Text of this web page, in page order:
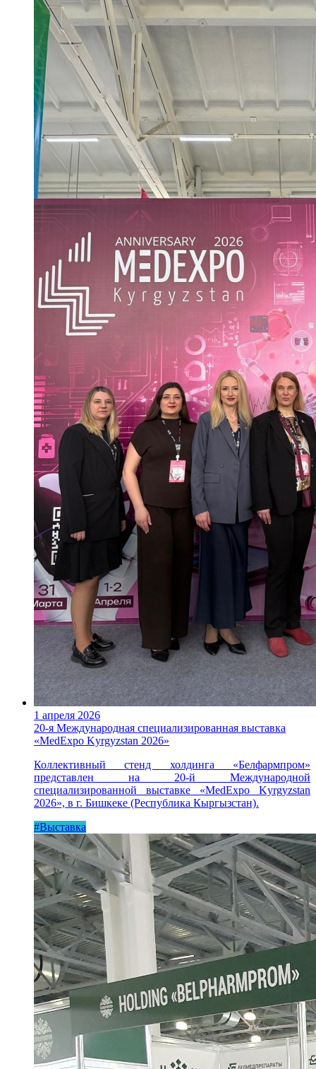
1 апреля 2026
20-я Международная специализированная выставка
«MedExpo Kyrgyzstan 2026»
Коллективный стенд холдинга «Белфармпром»
представлен на 20-й Международной
специализированной выставке «MedExpo Kyrgyzstan
2026», в г. Бишкеке (Республика Кыргызстан).
#Выставка